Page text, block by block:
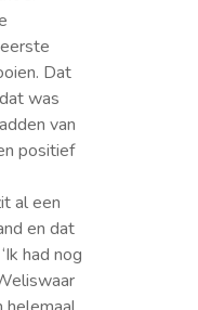
Dat
was
van
positief
al een
en dat
had nog